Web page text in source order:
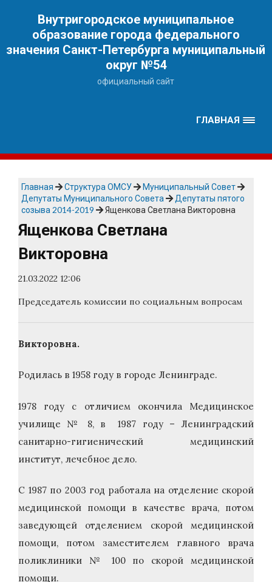
Внутригородское муниципальное
образование города федерального
значения Санкт-Петербурга муниципальный
округ №54
официальный сайт
ГЛАВНАЯ
Главная Структура ОМСУ
Муниципальный Совет
Депутаты Муниципального Совета
Депутаты пятого
созыва 2014-2019
Ященкова Светлана Викторовна
Ященкова Светлана
Викторовна
21.03.2022 12:06
Председатель комиссии по социальным вопросам
Викторовна.
Родилась в 1958 году в городе Ленинграде.
1978 году с отличием окончила Медицинское
училище № 8, в 1987 году – Ленинградский
санитарно-гигиенический медицинский
институт, лечебное дело.
С 1987 по 2003 год работала на отделение скорой
медицинской помощи в качестве врача, потом
заведующей отделением скорой медицинской
помощи, потом заместителем главного врача
поликлиники № 100 по скорой медицинской
помощи.